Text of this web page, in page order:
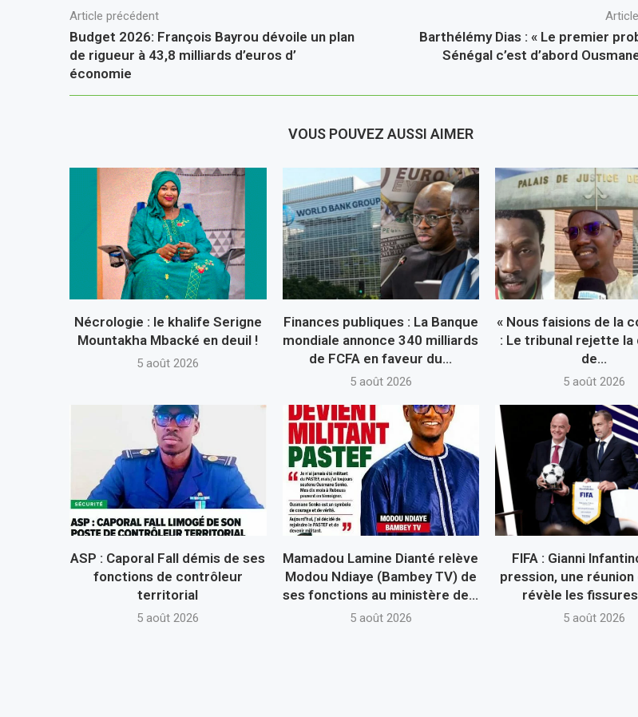
Article précédent
Budget 2026: François Bayrou dévoile un plan
de rigueur à 43,8 milliards d’euros d’
économie
Barthélémy Dias : « Le premier
Sénégal c’est d’abord
VOUS POUVEZ AUSSI AIMER
Nécrologie : le khalife Serigne
Mountakha Mbacké en deuil !
5 août 2026
Finances publiques : La Banque
mondiale annonce 340 milliards
de FCFA en faveur du...
5 août 2026
« Nous faisions de la
: Le tribunal rejette la
de...
5 août 2026
ASP : Caporal Fall démis de ses
fonctions de contrôleur
territorial
5 août 2026
Mamadou Lamine Dianté relève
Modou Ndiaye (Bambey TV) de
ses fonctions au ministère de...
5 août 2026
FIFA : Gianni
pression, une
révèle les fissures
5 août 2026